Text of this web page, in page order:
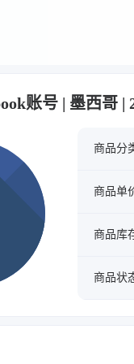
账号 | 墨西哥 |
商品分
商品单
商品库
商品状